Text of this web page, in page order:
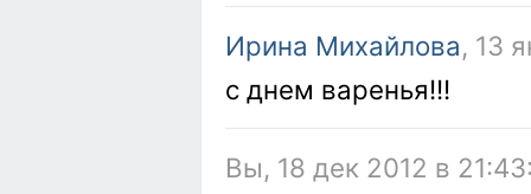
Ирина Михайлова, 13
с днем варенья!!!
Вы, 18 дек 2012 в